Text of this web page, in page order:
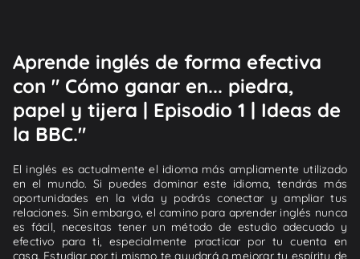
Aprende inglés de forma efectiva
con " Cómo ganar en... piedra,
papel y tijera | Episodio 1 | Ideas de
la BBC."
El inglés es actualmente el idioma más ampliamente utilizado
en el mundo. Si puedes dominar este idioma, tendrás más
oportunidades en la vida y podrás conectar y ampliar tus
relaciones. Sin embargo, el camino para aprender inglés nunca
es fácil, necesitas tener un método de estudio adecuado y
efectivo para ti, especialmente practicar por tu cuenta en
casa. Estudiar por ti mismo te ayudará a mejorar tu espíritu de